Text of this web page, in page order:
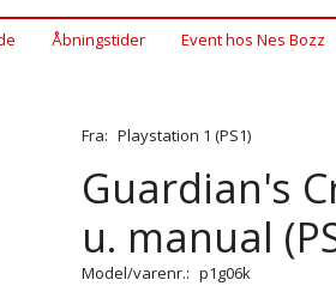
Åbningstider Event hos Nes Bozz
Fra: Playstation 1 (PS1)
Guardian's
u. manual
Model/varenr.: p1g06k